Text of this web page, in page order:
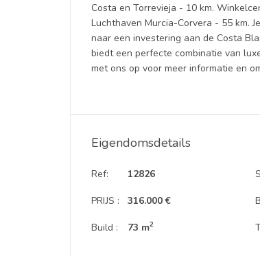
Costa en Torrevieja - 10 km.
Luchthaven Murcia-Corvera - 55 km.
naar een investering aan de Costa
biedt een perfecte combinatie van
met ons op voor meer informatie en
Eigendomsdetails
Ref:
PRIJS :
Build :
12826
316.000 €
73 m2